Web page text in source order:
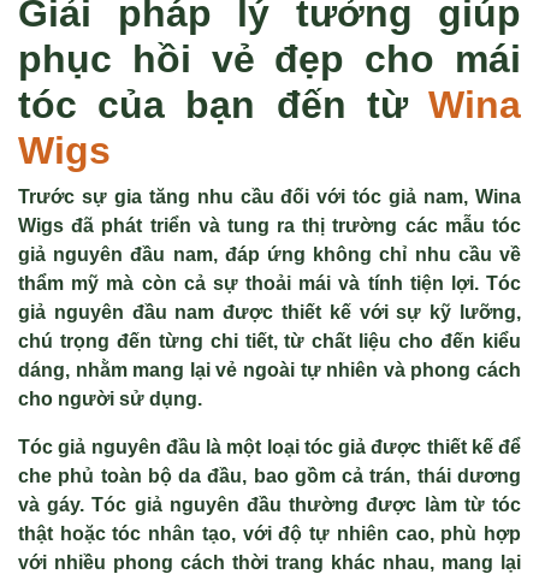
Giải pháp lý tưởng giúp
phục hồi vẻ đẹp cho mái
tóc của bạn đến từ Wina
Wigs
Trước sự gia tăng nhu cầu đối với tóc giả nam, Wina
Wigs đã phát triển và tung ra thị trường các mẫu tóc
giả nguyên đầu nam, đáp ứng không chỉ nhu cầu về
thẩm mỹ mà còn cả sự thoải mái và tính tiện lợi. Tóc
giả nguyên đầu nam được thiết kế với sự kỹ lưỡng,
chú trọng đến từng chi tiết, từ chất liệu cho đến kiểu
dáng, nhằm mang lại vẻ ngoài tự nhiên và phong cách
cho người sử dụng.
Tóc giả nguyên đầu là một loại tóc giả được thiết kế để
che phủ toàn bộ da đầu, bao gồm cả trán, thái dương
và gáy. Tóc giả nguyên đầu thường được làm từ tóc
thật hoặc tóc nhân tạo, với độ tự nhiên cao, phù hợp
với nhiều phong cách thời trang khác nhau, mang lại